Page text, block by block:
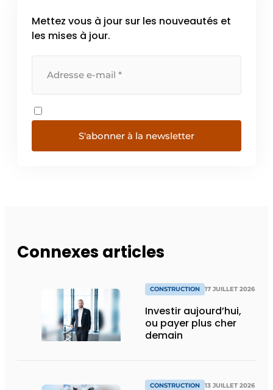
Mettez vous à jour sur les nouveautés et
les mises à jour.
S'abonner à la newsletter
Connexes articles
CONSTRUCTION 17 JUILLET 2026
Investir aujourd’hui,
ou payer plus cher
demain
CONSTRUCTION 13 JUILLET 2026